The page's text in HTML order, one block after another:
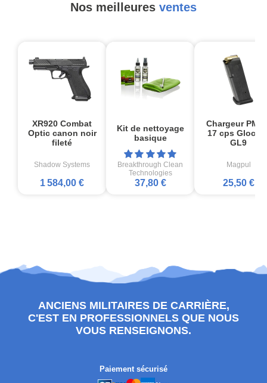
Nos meilleures ventes
XR920 Combat
Optic canon noir
fileté
Shadow Systems
1 584,00 €
Kit de nettoyage
basique
Breakthrough Clean
Technologies
37,80 €
Chargeur
17 cps
GL9
Magpul
25,50 €
ANCIENS MILITAIRES DE CARRIÈRE,
C'EST EN PROFESSIONNELS QUE NOUS
VOUS RENSEIGNONS.
Paiement sécurisé